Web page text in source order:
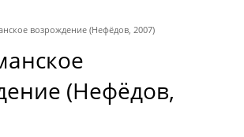
возрождение (Нефёдов, 2007)
(Нефёдов,